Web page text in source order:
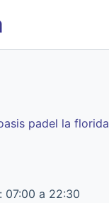
padel la florida
07:00 a 22:30